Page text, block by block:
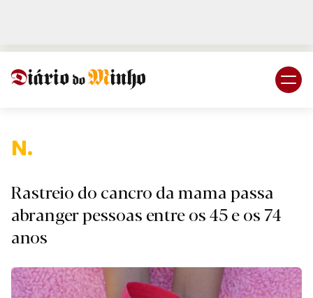
Nacio
Rastreio do cancro da mama passa
abranger pessoas entre os 45 e os 74
anos